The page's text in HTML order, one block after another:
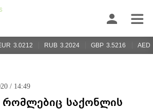
3.0212 RUB 3.2024 GBP 3.5216 AED
/ 14:49
რომლებიც საქონლის